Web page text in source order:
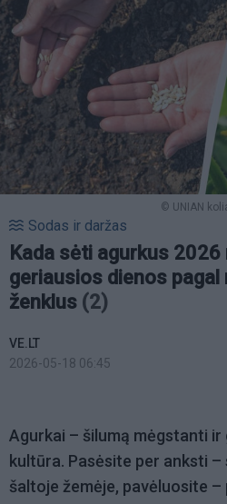
© UNIAN
Sodas ir daržas
Kada sėti agurkus
geriausios dienos pagal
ženklus (2)
VE.LT
2026-05-18 06:45
Agurkai – šilumą mėgstanti ir
kultūra. Pasėsite per anksti
šaltoje žemėje, pavėluosite